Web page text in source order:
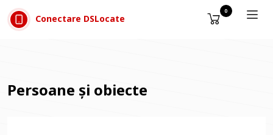
Sari la conținut
Conectare DSLocate
0
Persoane și obiecte